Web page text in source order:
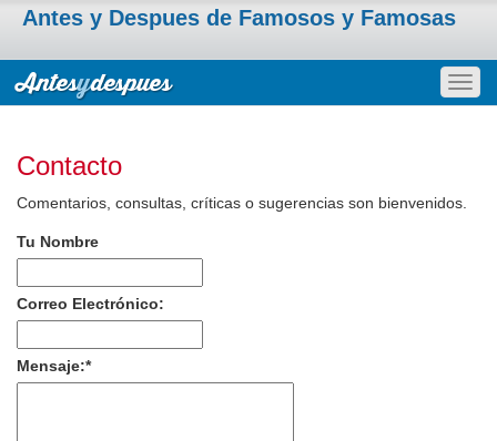
Antes y Despues de Famosos y Famosas
Contacto
Comentarios, consultas, críticas o sugerencias son bienvenidos.
Tu Nombre
Correo Electrónico:
Mensaje:*